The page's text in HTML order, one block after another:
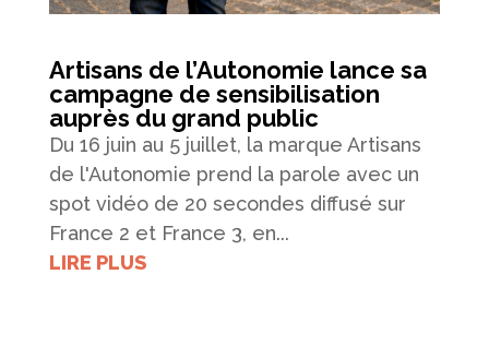
Artisans de l’Autonomie lance sa
campagne de sensibilisation
auprès du grand public
Du 16 juin au 5 juillet, la marque Artisans
de l'Autonomie prend la parole avec un
spot vidéo de 20 secondes diffusé sur
France 2 et France 3, en...
LIRE PLUS